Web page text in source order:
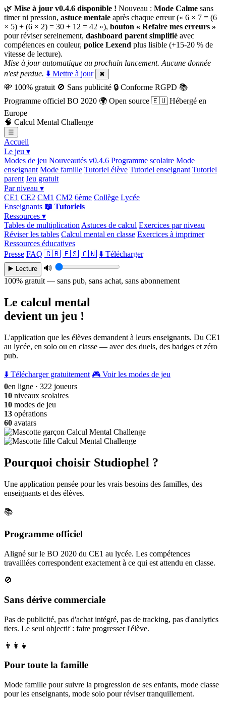
🌿 Mise à jour v0.4.6 disponible ! Nouveau : Mode Calme sans
timer ni pression, astuce mentale après chaque erreur (« 6 × 7 = (6
× 5) + (6 × 2) = 30 + 12 = 42 »), bouton « Refaire mes erreurs »
pour réviser sereinement, dashboard parent simplifié avec
compétences en couleur, police Lexend plus lisible (+15-20 % de
vitesse de lecture).
Mise à jour automatique au prochain lancement. Aucune donnée
n'est perdue. ⬇️ Mettre à jour ✖
💸 100% gratuit 🚫 Sans publicité 🔒 Conforme RGPD 📚
Programme officiel BO 2020 🌍 Open source 🇪🇺 Hébergé en
Europe
🧠 Calcul Mental Challenge
☰
Accueil
Le jeu ▾
Modes de jeu Nouveautés v0.4.6 Programme scolaire Mode
enseignant Mode famille Tutoriel élève Tutoriel enseignant Tutoriel
parent Jeu gratuit
Par niveau ▾
CE1 CE2 CM1 CM2 6ème Collège Lycée
Enseignants 📖 Tutoriels
Ressources ▾
Tables de multiplication Astuces de calcul Exercices par niveau
Réviser les tables Calcul mental en classe Exercices à imprimer
Ressources éducatives
Presse FAQ 🇬🇧 🇪🇸 🇨🇳 ⬇️ Télécharger
▶️ Lecture
🔊
100% gratuit — sans pub, sans achat, sans abonnement
Le calcul mental
devient un jeu !
L'application que les élèves demandent à leurs enseignants. Du CE1
au lycée, en solo ou en classe — avec des duels, des badges et zéro
pub.
⬇️ Télécharger gratuitement 🎮 Voir les modes de jeu
0en ligne · 322 joueurs
10 niveaux scolaires
10 modes de jeu
13 opérations
60 avatars
Pourquoi choisir Studiophel ?
Une application pensée pour les vrais besoins des familles, des
enseignants et des élèves.
📚
Programme officiel
Aligné sur le BO 2020 du CE1 au lycée. Les compétences
travaillées correspondent exactement à ce qui est attendu en classe.
🚫
Sans dérive commerciale
Pas de publicité, pas d'achat intégré, pas de tracking, pas d'analytics
tiers. Le seul objectif : faire progresser l'élève.
👨‍👩‍👧
Pour toute la famille
Mode famille pour suivre la progression de ses enfants, mode classe
pour les enseignants, mode solo pour réviser tranquillement.